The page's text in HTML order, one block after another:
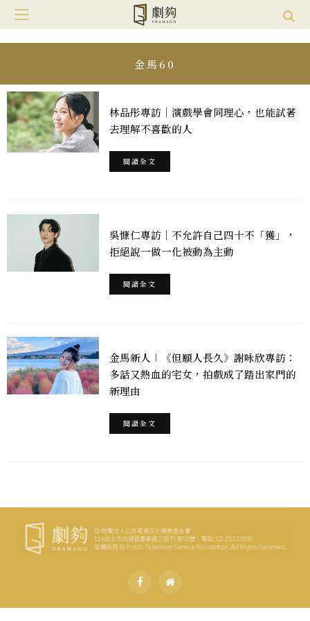
金馬60
林品彤專訪｜演戲學會同理心，也能試著
去理解不喜歡的人
閱讀全文
吳慷仁專訪｜不允許自己四十不「獲」，
拒絕說一做一化被動為主動
閱讀全文
金馬新人∣《但願人長久》謝咏欣專訪：
多話又熱血的宅女，拍戲成了踏出家門的
新理由
閱讀全文